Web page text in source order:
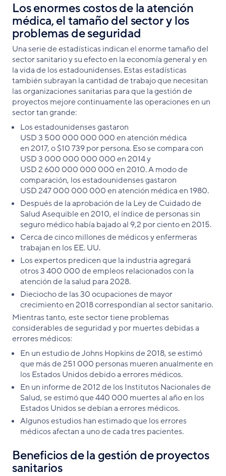
Los enormes costos de la atención
médica, el tamaño del sector y los
problemas de seguridad
Una serie de estadísticas indican el enorme tamaño del
sector sanitario y su efecto en la economía general y en
la vida de los estadounidenses. Estas estadísticas
también subrayan la cantidad de trabajo que necesitan
las organizaciones sanitarias para que la gestión de
proyectos mejore continuamente las operaciones en un
sector tan grande:
Los estadounidenses gastaron
USD 3 500 000 000 000 en atención médica
en 2017, o $10 739 por persona. Eso se compara con
USD 3 000 000 000 000 en 2014 y
USD 2 600 000 000 000 en 2010. A modo de
comparación, los estadounidenses gastaron
USD 247 000 000 000 en atención médica en 1980.
Después de la aprobación de la Ley de Cuidado de
Salud Asequible en 2010, el índice de personas sin
seguro médico había bajado al 9,2 por ciento en 2015.
Cerca de cinco millones de médicos y enfermeras
trabajan en los EE. UU.
Los expertos predicen que la industria agregará
otros 3 400 000 de empleos relacionados con la
atención de la salud para 2028.
Dieciocho de las 30 ocupaciones de mayor
crecimiento en 2018 correspondían al sector sanitario.
Mientras tanto, este sector tiene problemas
considerables de seguridad y por muertes debidas a
errores médicos:
En un estudio de Johns Hopkins de 2018, se estimó
que más de 251 000 personas mueren anualmente en
los Estados Unidos debido a errores médicos.
En un informe de 2012 de los Institutos Nacionales de
Salud, se estimó que 440 000 muertes al año en los
Estados Unidos se debían a errores médicos.
Algunos estudios han estimado que los errores
médicos afectan a uno de cada tres pacientes.
Beneficios de la gestión de proyectos
sanitarios